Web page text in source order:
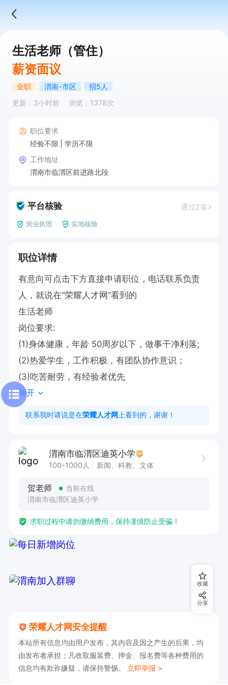
生活老师（管住）
薪资面议
全职 渭南-市区
招5人
更新：3小时前
浏览：1378次
职位要求
经验不限
学历不限
工作地址
渭南市临渭区前进路北段
平台核验 通过2项
营业执照 实地核验
职位详情
有意向可点击下方直接申请职位，电话联系负责
人，就说在“荣耀人才网”看到的
生活老师
岗位要求:
(1)身体健康，年龄 50周岁以下，做事干净利落;
(2)热爱学生，工作积极，有团队协作意识；
(3)吃苦耐劳，有经验者优先
展开
联系我时请说是在荣耀人才网 上看到的，谢谢！
渭南市临渭区迪英小学
100-1000人 新闻、科教、文体
贺老师
当前在线
渭南市临渭区迪英小学
求职过程中请勿缴纳费用，保持谨慎防止受骗！
荣耀人才网安全提醒
本站所有信息均由用户发布，其内容及因之产生的后果，均
由发布者承担；凡收取服装费、押金、报名费等各种费用的
信息均有欺诈嫌疑，请保持警惕。 立即举报 >
收藏
分享